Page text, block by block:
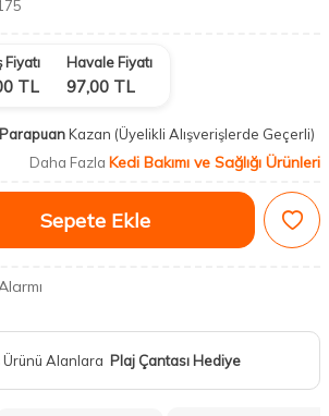
Fiyatı
TL
Havale Fiyatı
97,00 TL
Kazan (Üyelikli Alışverişlerde Geçerli)
Daha Fazla Kedi Bakımı ve Sağlığı Ürünleri
Sepete Ekle
Alanlara Plaj Çantası Hediye